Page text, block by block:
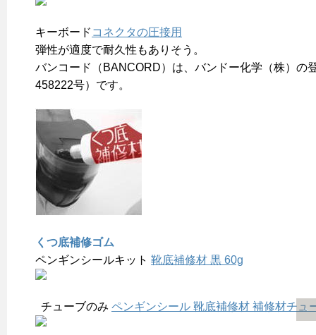
キーボード コネクタの圧接用
弾性が適度で耐久性もありそう。
バンコード（BANCORD）は、バンドー化学（株）の
458222号）です。
くつ底補修ゴム
ペンギンシールキット 靴底補修材 黒 60g
チューブのみ ペンギンシール 靴底補修材 補修材チュ